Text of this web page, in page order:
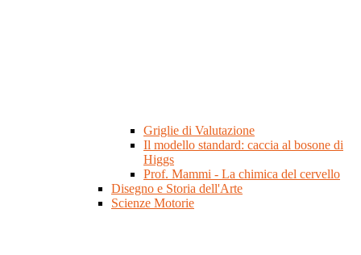
Griglie di Valutazione
Il modello standard: caccia al bosone di
Higgs
Prof. Mammi - La chimica del cervello
Disegno e Storia dell'Arte
Scienze Motorie